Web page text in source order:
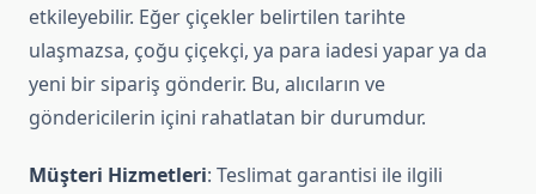
etkileyebilir. Eğer çiçekler belirtilen tarihte
ulaşmazsa, çoğu çiçekçi, ya para iadesi yapar ya da
yeni bir sipariş gönderir. Bu, alıcıların ve
göndericilerin içini rahatlatan bir durumdur.
Müşteri Hizmetleri: Teslimat garantisi ile ilgili